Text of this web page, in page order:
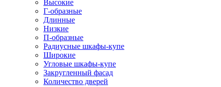
Высокие
Г-образные
Длинные
Низкие
П-образные
Радиусные шкафы-купе
Широкие
Угловые шкафы-купе
Закругленный фасад
Количество дверей